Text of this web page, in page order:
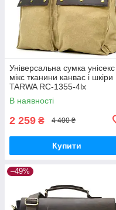
Універсальна сумка унісекс
мікс тканини канвас і шкіри
TARWA RC-1355-4lx
В наявності
2 259 ₴ 4 400 ₴
Купити
–49%